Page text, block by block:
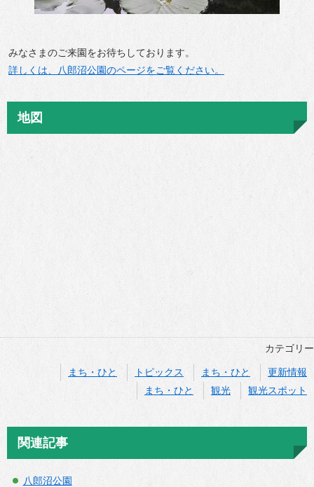
みなさまのご来園をお待ちしております。
詳しくは、八郎沼公園のページをご覧ください。
地図
カテゴリー
まち・ひと トピックス まち・ひと
更新情報
まち・ひと
観光 観光スポット
関連記事
八郎沼公園